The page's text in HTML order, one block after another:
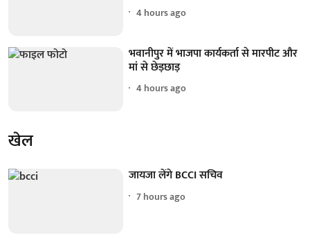
4 hours ago
भवानीपुर में भाजपा कार्यकर्ता से मारपीट और
मां से छेड़छाड़
4 hours ago
खेल
जायजा लेंगे BCCI सचिव
7 hours ago